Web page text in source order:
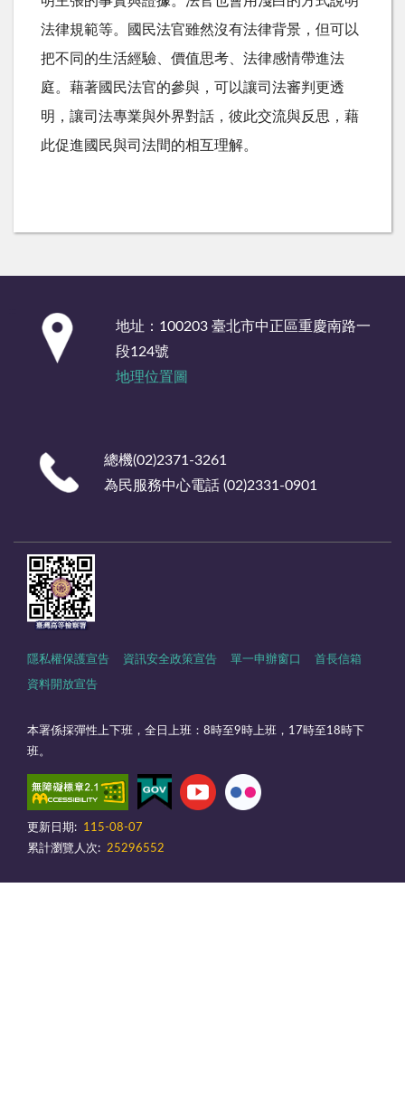
法律規範等。國民法官雖然沒有法律背景，但可以
把不同的生活經驗、價值思考、法律感情帶進法
庭。藉著國民法官的參與，可以讓司法審判更透
明，讓司法專業與外界對話，彼此交流與反思，藉
此促進國民與司法間的相互理解。
地址：100203 臺北市中正區重慶南路一
段124號
地理位置圖
總機(02)2371-3261
為民服務中心電話 (02)2331-0901
隱私權保護宣告 資訊安全政策宣告 單一申辦窗口 首長信箱
資料開放宣告
本署係採彈性上下班，全日上班：8時至9時上班，17時至18時下
班。
更新日期:
115-08-07
累計瀏覽人次: 25296552